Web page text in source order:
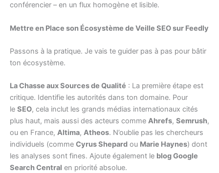
conférencier – en un flux homogène et lisible.
Mettre en Place son Écosystème de Veille SEO sur Feedly
Passons à la pratique. Je vais te guider pas à pas pour bâtir
ton écosystème.
La Chasse aux Sources de Qualité : La première étape est
critique. Identifie les autorités dans ton domaine. Pour
le SEO, cela inclut les grands médias internationaux cités
plus haut, mais aussi des acteurs comme Ahrefs, Semrush,
ou en France, Altima, Atheos. N’oublie pas les chercheurs
individuels (comme Cyrus Shepard ou Marie Haynes) dont
les analyses sont fines. Ajoute également le blog Google
Search Central en priorité absolue.